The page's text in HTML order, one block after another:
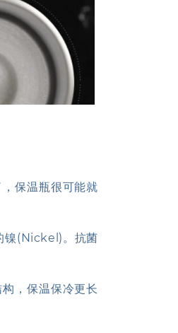
保温瓶很可能就
镍(Nickel)。抗菌
，保温保冷更长